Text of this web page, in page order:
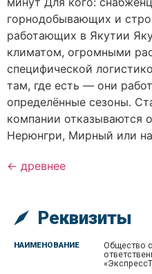
горнодобывающих и
работающих в Якутии
климатом, огромными
специфической
там, где есть — они
определённые сезоны.
компании отказываются
Нерюнгри, Мирный или
← древнее
Реквизиты
НАИМЕНОВАНИЕ
Общество